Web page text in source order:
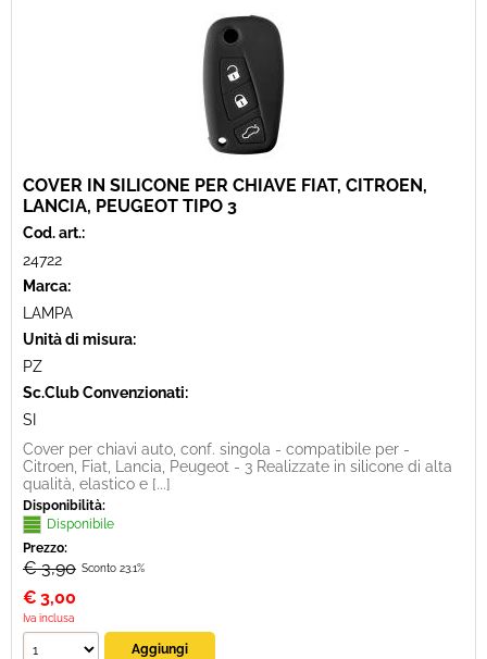
COVER IN SILICONE PER CHIAVE FIAT, CITROEN,
LANCIA, PEUGEOT TIPO 3
Cod. art.:
24722
Marca:
LAMPA
Unità di misura:
PZ
Sc.Club Convenzionati:
SI
Cover per chiavi auto, conf. singola - compatibile per -
Citroen, Fiat, Lancia, Peugeot - 3 Realizzate in silicone di alta
qualità, elastico e [...]
Disponibilità:
Disponibile
Prezzo:
€ 3,90 Sconto 23.1%
€ 3,00
Iva inclusa